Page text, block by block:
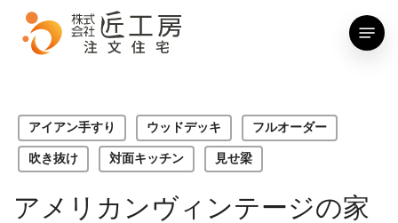
Menu
アイアン手すり ウッドデッキ フルオーダー
吹き抜け 対面キッチン 見せ梁
アメリカンヴィンテージの家